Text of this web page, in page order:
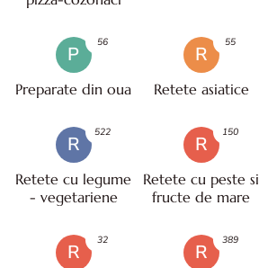
P
Preparate din oua
56
R
Retete asiatice
55
R
Retete cu legume
- vegetariene
522
R
Retete cu peste si
fructe de mare
150
R
32
R
389